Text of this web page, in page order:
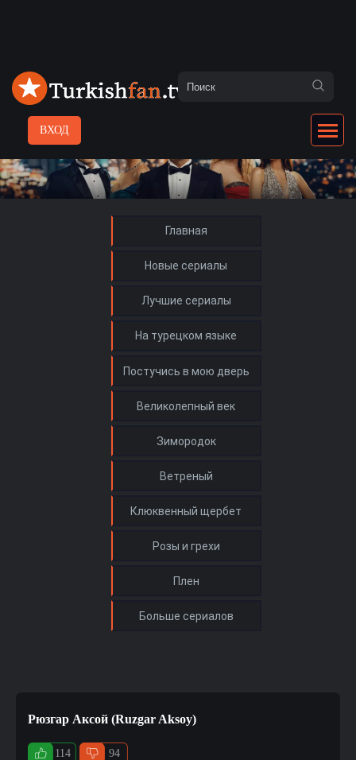
ВХОД
Главная
Новые сериалы
Лучшие сериалы
На турецком языке
Рюзгар Аксой (Ruzgar Aksoy)
114 94